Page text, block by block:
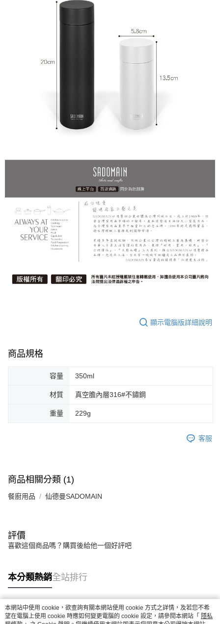
顯示電腦版詳細說明
商品規格
容量 350ml
材質 真空膽內層316#不鏽鋼
重量 229g
客服
商品相關分類 (1)
餐廚用品 仙德曼SADOMAIN
評價
喜歡這個商品嗎？購買後給他一個好評吧
本分類熱銷全站排行
熱門標籤
本網站中使用 cookie，欲查詢有關本網站使用 cookie 方式之詳情，及若您不希
望在電腦上使用 cookie 時應如何變更電腦的 cookie 設定，請參閱本網站「 隱私